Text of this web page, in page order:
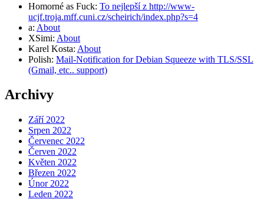
Homorné as Fuck: To nejlepší z http://www-
ucjf.troja.mff.cuni.cz/scheirich/index.php?s=4
a: About
XSimi: About
Karel Kosta: About
Polish: Mail-Notification for Debian Squeeze with TLS/SSL
(Gmail, etc.. support)
Archivy
Září 2022
Srpen 2022
Červenec 2022
Červen 2022
Květen 2022
Březen 2022
Únor 2022
Leden 2022